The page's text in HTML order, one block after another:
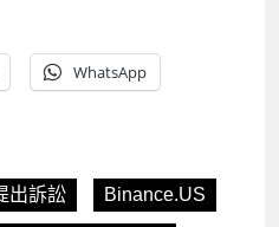
WhatsApp
出訴訟 Binance.US